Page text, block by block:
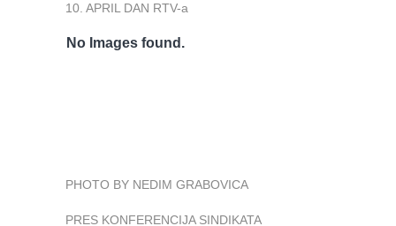
10. APRIL DAN RTV-a
No Images found.
PHOTO BY NEDIM GRABOVICA
PRES KONFERENCIJA SINDIKATA